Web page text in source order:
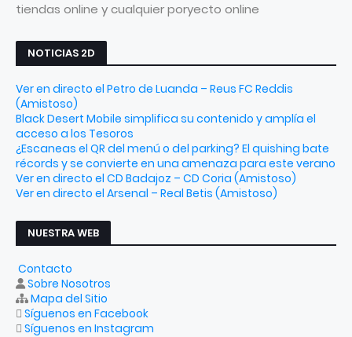
tiendas online y cualquier poryecto online
NOTICIAS 2D
Ver en directo el Petro de Luanda – Reus FC Reddis
(Amistoso)
Black Desert Mobile simplifica su contenido y amplía el
acceso a los Tesoros
¿Escaneas el QR del menú o del parking? El quishing bate
récords y se convierte en una amenaza para este verano
Ver en directo el CD Badajoz – CD Coria (Amistoso)
Ver en directo el Arsenal – Real Betis (Amistoso)
NUESTRA WEB
Contacto
Sobre Nosotros
Mapa del Sitio
Síguenos en Facebook
Síguenos en Instagram